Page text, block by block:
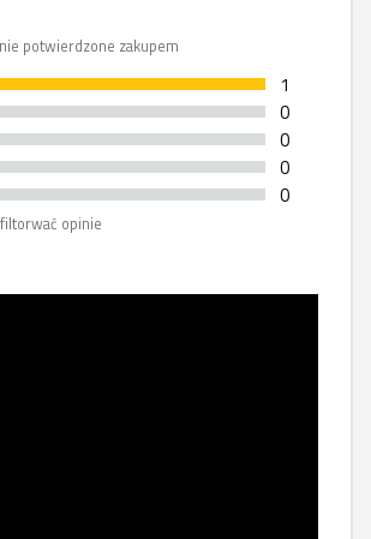
potwierdzone zakupem
1
0
0
0
0
opinie